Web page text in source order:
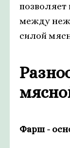
позволяет
между
силой
Фарш -